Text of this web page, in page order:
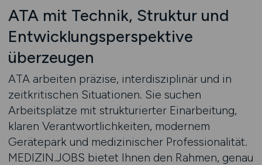
ATA mit Technik, Struktur und
Entwicklungsperspektive
überzeugen
ATA arbeiten präzise, interdisziplinär und in
zeitkritischen Situationen. Sie suchen
Arbeitsplätze mit strukturierter Einarbeitung,
klaren Verantwortlichkeiten, modernem
Gerätepark und medizinischer Professionalität.
MEDIZIN.JOBS bietet Ihnen den Rahmen, genau